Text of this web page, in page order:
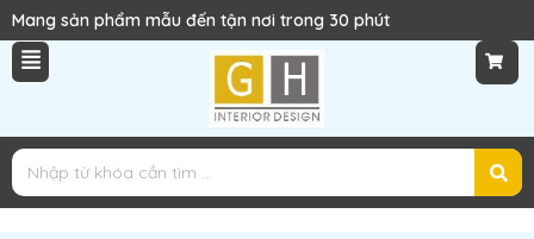
sản phẩm mẫu đến tận nơi trong 30 phút